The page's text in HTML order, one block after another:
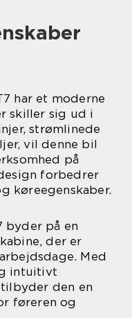
har et moderne
skiller sig ud i
strømlinede
vil denne bil
på
forbedrer
køreegenskaber.
byder på en
der er
Med
intuitivt
den en
føreren og